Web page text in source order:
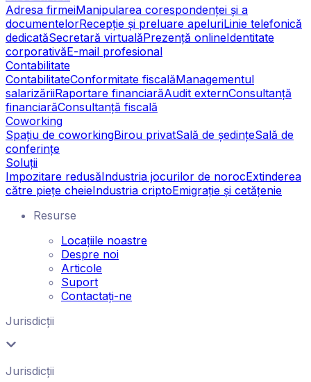
Adresa firmeiManipularea corespondenței și a
documentelorRecepție și preluare apeluriLinie telefonică
dedicatăSecretară virtualăPrezență onlineIdentitate
corporativăE-mail profesional
Contabilitate
ContabilitateConformitate fiscalăManagementul
salarizăriiRaportare financiarăAudit externConsultanță
financiarăConsultanță fiscală
Coworking
Spațiu de coworkingBirou privatSală de ședințeSală de
conferințe
Soluții
Impozitare redusăIndustria jocurilor de norocExtinderea
către piețe cheieIndustria criptoEmigrație și cetățenie
Resurse
Locațiile noastre
Despre noi
Articole
Suport
Contactați-ne
Jurisdicții
Jurisdicții